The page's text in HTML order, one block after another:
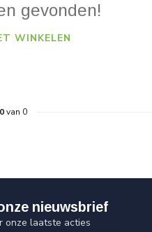
gevonden!
WINKELEN
0van 0
nieuwsbrief
onze laatste acties